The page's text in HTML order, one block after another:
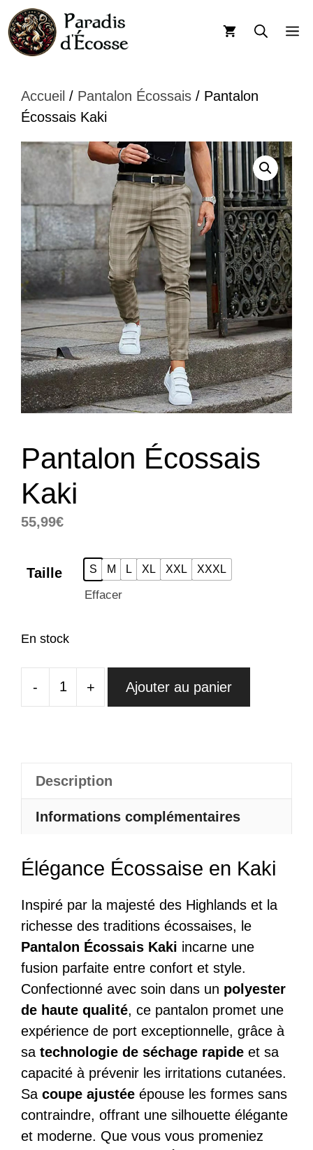
Aller
au
contenu
Accueil / Pantalon Écossais / Pantalon
Écossais Kaki
Pantalon Écossais
Kaki
55,99€
Taille S M L XL XXL XXXL
Effacer
En stock
-
quantité
Kaki
+ Ajouter au panier
Description
Informations complémentaires
Élégance Écossaise en Kaki
Inspiré par la majesté des Highlands et la
richesse des traditions écossaises, le
Pantalon Écossais Kaki incarne une
fusion parfaite entre confort et style.
Confectionné avec soin dans un polyester
de haute qualité, ce pantalon promet une
expérience de port exceptionnelle, grâce à
sa technologie de séchage rapide et sa
capacité à prévenir les irritations cutanées.
Sa coupe ajustée épouse les formes sans
contraindre, offrant une silhouette élégante
et moderne. Que vous vous promeniez